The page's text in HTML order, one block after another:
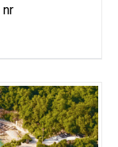
nr